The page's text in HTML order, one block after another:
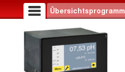
Übersichtsprogramm